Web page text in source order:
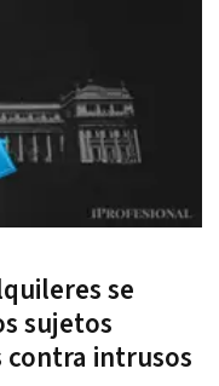
se
sujetos
contra intrusos